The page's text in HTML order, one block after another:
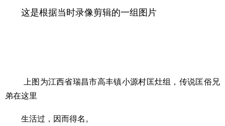
这是根据当时录像剪辑的一组图片
上图为江西省瑞昌市高丰镇小源村匡灶组，传说匡俗兄
弟在这里
生活过，因而得名。